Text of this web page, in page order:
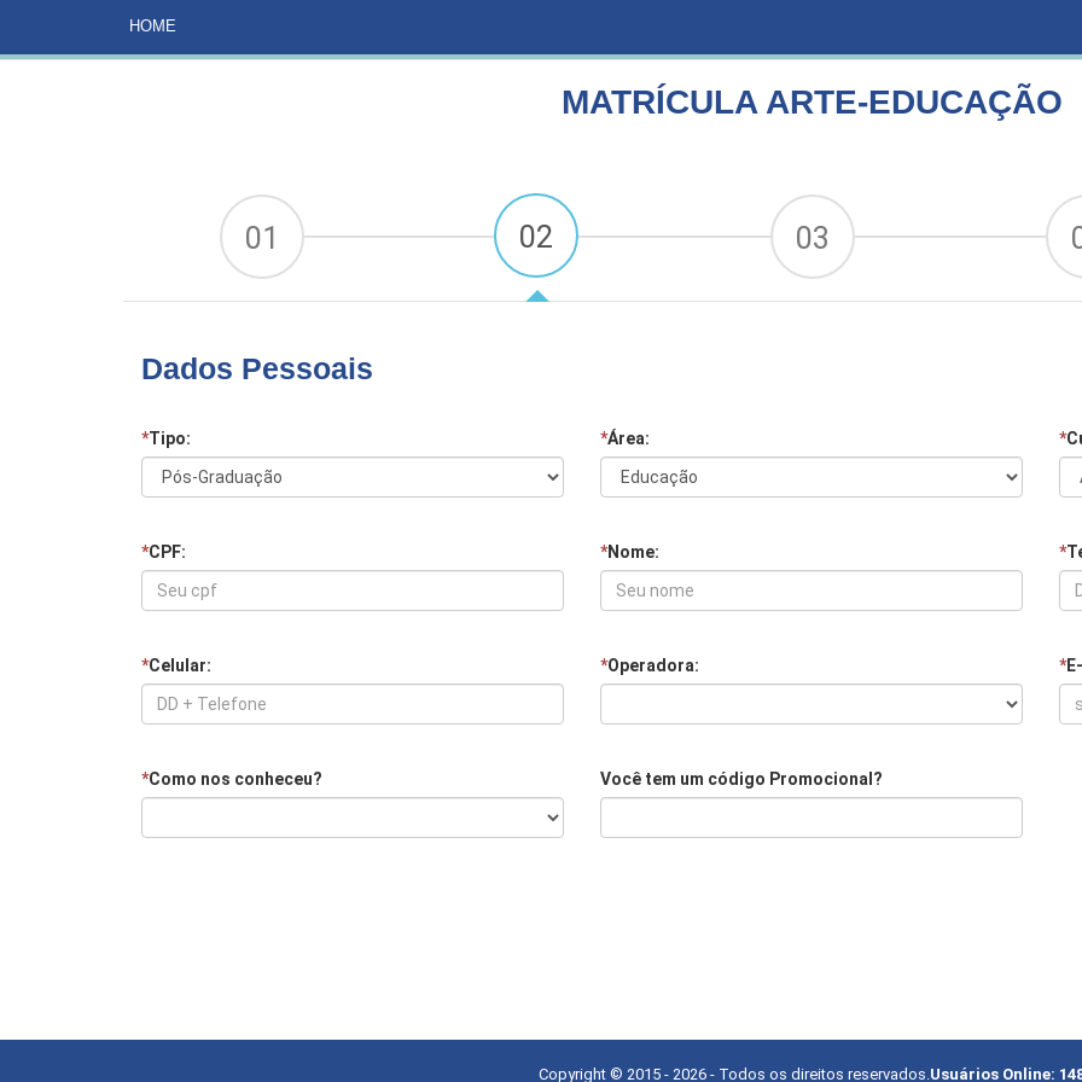
HOME
HOME
MATRÍCULA ARTE-EDUCAÇÃO
01 02 03
Dados Pessoais
*Tipo: *Área: *
*CPF: *Nome: *
*Celular: *Operadora: *
*Como nos conheceu? Você tem um código Promocional?
Copyright © 2015 - 2026 - Todos os direitos reservados.Usuários Online: